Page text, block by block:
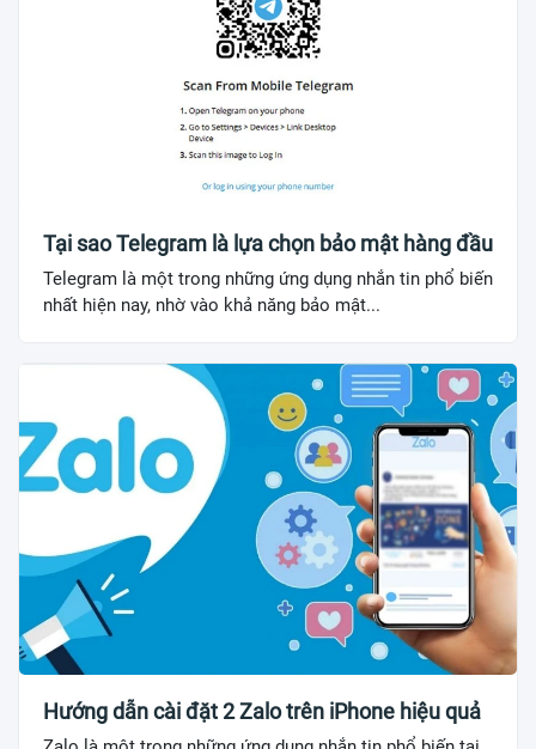
Tại sao Telegram là lựa chọn bảo mật hàng đầu
Telegram là một trong những ứng dụng nhắn tin phổ biến
nhất hiện nay, nhờ vào khả năng bảo mật...
Hướng dẫn cài đặt 2 Zalo trên iPhone hiệu quả